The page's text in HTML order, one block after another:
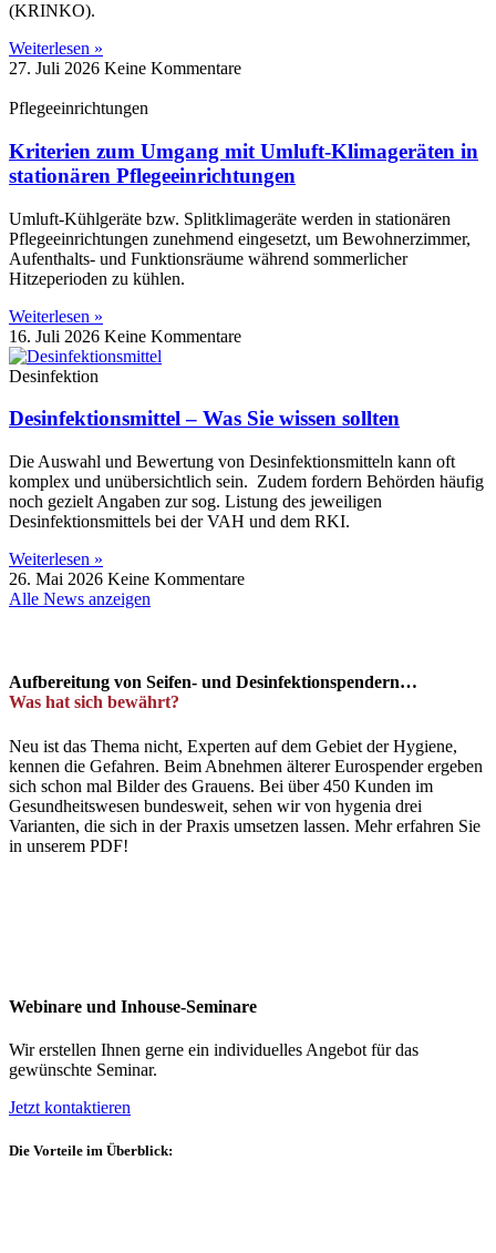
(KRINKO).
Weiterlesen »
27. Juli 2026 Keine Kommentare
Pflegeeinrichtungen
Kriterien zum Umgang mit Umluft-Klimageräten in
stationären Pflegeeinrichtungen
Umluft-Kühlgeräte bzw. Splitklimageräte werden in stationären
Pflegeeinrichtungen zunehmend eingesetzt, um Bewohnerzimmer,
Aufenthalts- und Funktionsräume während sommerlicher
Hitzeperioden zu kühlen.
Weiterlesen »
16. Juli 2026 Keine Kommentare
Desinfektion
Desinfektionsmittel – Was Sie wissen sollten
Die Auswahl und Bewertung von Desinfektionsmitteln kann oft
komplex und unübersichtlich sein. ​ Zudem fordern Behörden häufig
noch gezielt Angaben zur sog. Listung des jeweiligen
Desinfektionsmittels bei der VAH und dem RKI.
Weiterlesen »
26. Mai 2026 Keine Kommentare
Alle News anzeigen
Aufbereitung von Seifen- und Desinfektionspendern…
Was hat sich bewährt?
Neu ist das Thema nicht, Experten auf dem Gebiet der Hygiene,
kennen die Gefahren. Beim Abnehmen älterer Eurospender ergeben
sich schon mal Bilder des Grauens. Bei über 450 Kunden im
Gesundheitswesen bundesweit, sehen wir von hygenia drei
Varianten, die sich in der Praxis umsetzen lassen. Mehr erfahren Sie
in unserem PDF!
Webinare und Inhouse-Seminare
Wir erstellen Ihnen gerne ein individuelles Angebot für das
gewünschte Seminar.
Jetzt kontaktieren
Die Vorteile im Überblick: